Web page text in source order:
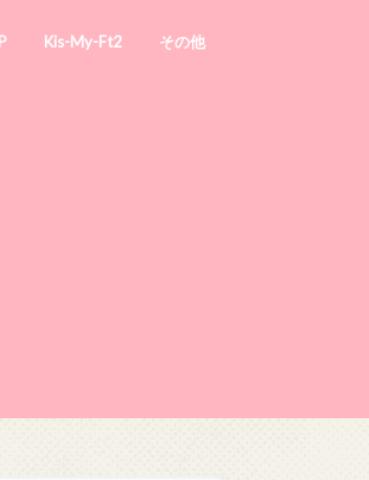
Kis-My-Ft2 その他